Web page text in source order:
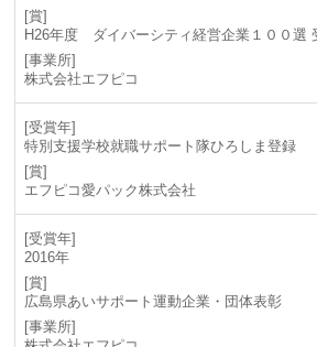
H26年度 ダイバーシティ経営企業１００選
株式会社エフピコ
特別支援学校就職サポート隊ひろしま登録
エフピコ愛パック株式会社
2016年
広島県あいサポート運動企業・団体表彰